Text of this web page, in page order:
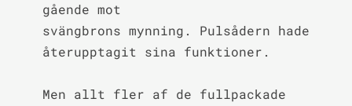
gående mot
svängbrons mynning. Pulsådern hade
återupptagit sina funktioner.
Men allt fler af de fullpackade